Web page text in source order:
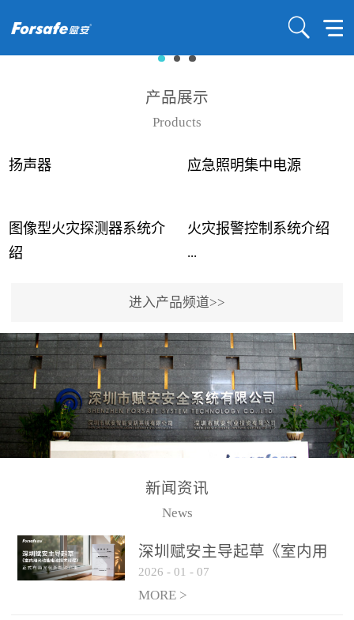
产品展示
Products
扬声器 应急照明集中电源
图像型火灾探测器系统介
绍
...
事故频发，传统的火灾探
测方法已无法满足要求。
尤其是目前众多的大型影
剧院、会议展览中心、体
育馆、大型仓库和隧道空
间等，其建筑结构特殊、
火灾隐患多。一旦发生火
传统的火灾关测器无法被
及时缺发，不能及早发现
和有效扑救火火，这不仅
火灾报警控制系统介绍
...
用了具有仲裁机制和冗余
校验的总线传输技术、线
路状态检测与保护技术、
后向光电感烟探测技术、
高可靠的系统抗干扰技术
等多项专利技术和专有技
警领域三十多年技术积累
和工程实践的结晶。
进入产品频道>>
新闻资讯
News
深圳赋安主导起草《室内用
光动能电池技术规程》 正式
布局光伏新能源产业
2026 - 01 - 07
MORE >